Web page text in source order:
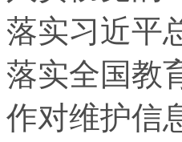
落实习近平
落实全国教
作对维护信